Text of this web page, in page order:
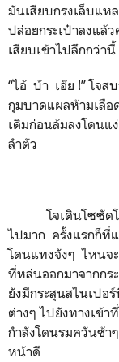
มันเสียบกรงเล็บแห
ปล่อยกระเป๋าลงแล้
เสียบเข้าไปลึกกว่านี้
“ไอ้ บ้า เอ๊ย !” โจ
กุมบาดแผลห้ามเลือ
เดิมก่อนล้มลงโดนแ
ลำตัว
โจเดินโซซัดโซเ
ไปมาก ครั้งแรกก็ที่
โดนแทงจังๆ ไหนจ
ที่หล่นออกมาจากกร
ยังมีกระสุนสไนเปอ
ต่างๆ ไปยังทางเข้า
กำลังโดนรมควันช้า
หน้าดี